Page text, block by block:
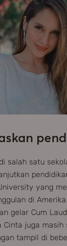
salah satu
yang
di
gelar Cum
Cinta juga masih
tampil di